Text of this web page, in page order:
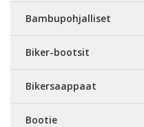
Bambupohjalliset
Biker-bootsit
Bikersaappaat
Bootie